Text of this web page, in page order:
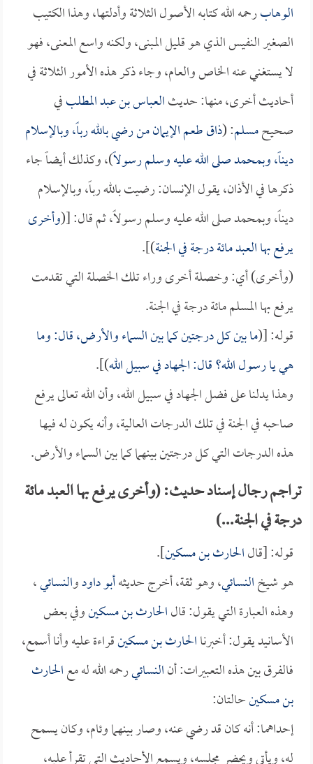
الوهابرحمه الله كتابه الأصول الثلاثة وأدلتها، وهذا الكتيب
الصغير النفيس الذي هو قليل المبنى، ولكنه واسع المعنى، فهو
لا يستغني عنه الخاص والعام، وجاء ذكر هذه الأمور الثلاثة في
أحاديث أخرى، منها: حديثالعباس بن عبد المطلبفي
صحيحمسلم: (ذاق طعم الإيمان من رضي بالله رباً، وبالإسلام
ديناً، وبمحمد صلى الله عليه وسلم رسولاً)، وكذلك أيضاً جاء
ذكرها في الأذان، يقول الإنسان: رضيت بالله رباً، وبالإسلام
ديناً، وبمحمد صلى الله عليه وسلم رسولاً، ثم قال: [(وأخرى
يرفع بها العبد مائة درجة في الجنة)].
(وأخرى) أي: وخصلة أخرى وراء تلك الخصلة التي تقدمت
يرفع بها المسلم مائة درجة في الجنة.
قوله: [(ما بين كل درجتين كما بين السماء والأرض، قال: وما
هي يا رسول الله؟ قال: الجهاد في سبيل الله)].
وهذا يدلنا على فضل الجهاد في سبيل الله، وأن الله تعالى يرفع
صاحبه في الجنة في تلك الدرجات العالية، وأنه يكون له فيها
هذه الدرجات التي كل درجتين بينهما كما بين السماء والأرض.
تراجم رجال إسناد حديث: (وأخرى يرفع بها العبد مائة
درجة في الجنة...)
قوله: [قالالحارث بن مسكين].
هو شيخالنسائي، وهو ثقة، أخرج حديثهأبو داودوالنسائي،
وهذه العبارة التي يقول: قالالحارث بن مسكينوفي بعض
الأسانيد يقول: أخبرناالحارث بن مسكينقراءة عليه وأنا أسمع،
فالفرق بين هذه التعبيرات: أنالنسائيرحمه الله له معالحارث
بن مسكينحالتان:
إحداهما: أنه كان قد رضي عنه، وصار بينهما وئام، وكان يسمح